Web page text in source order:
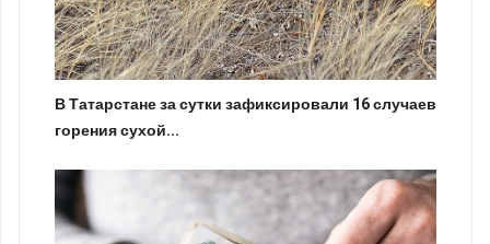
В Татарстане за сутки зафиксировали 16 случаев
горения сухой...